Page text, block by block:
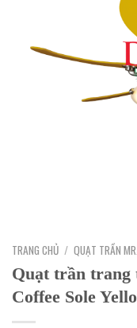
TRANG CHỦ / QUẠT TRẦN
Quạt trần trang
Coffee Sole